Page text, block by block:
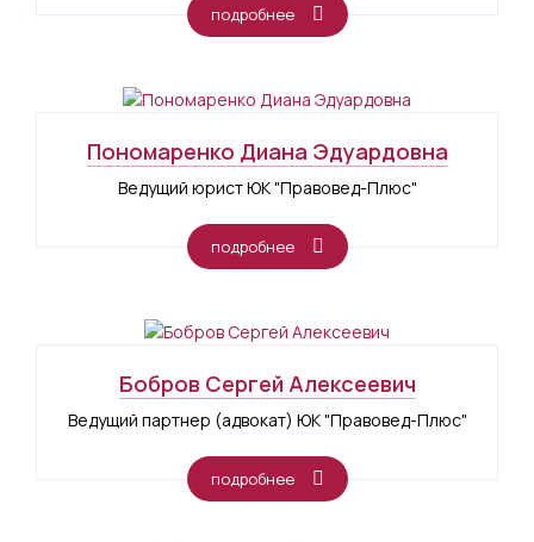
подробнее
Пономаренко Диана Эдуардовна
Ведущий юрист ЮК "Правовед-Плюс"
подробнее
Бобров Сергей Алексеевич
Ведущий партнер (адвокат) ЮК "Правовед-Плюс"
подробнее